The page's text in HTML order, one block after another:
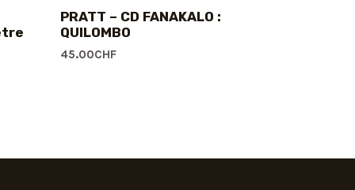
PRATT – CD FANAKALO :
QUILOMBO
45.00CHF